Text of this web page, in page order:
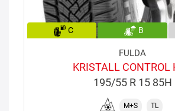
C B
FULDA
KRISTALL CONTROL
195/55 R 15 85H
M+S TL